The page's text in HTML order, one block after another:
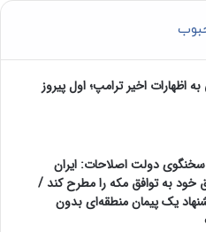
اظهارات اخیر ترامپ؛ اول پیروز
سخنگوی دولت اصلاحات: ایران
خود به توافق مکه را مطرح کند /
یک پیمان منطقه‌ای بدون